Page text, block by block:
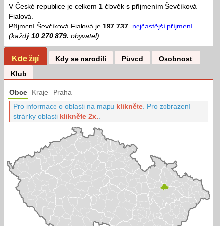
V České republice je celkem 1člověk s příjmením Ševčíková
Fialová.
Příjmení Ševčíková Fialová je 197 737. nejčastější příjmení
(každý 10 270 879. obyvatel).
Kde žijí Kdy se narodili Původ
Osobnosti
Klub
Obce Kraje Praha
Pro informace o oblasti na mapu klikněte Pro zobrazení
stránky oblasti klikněte 2x.